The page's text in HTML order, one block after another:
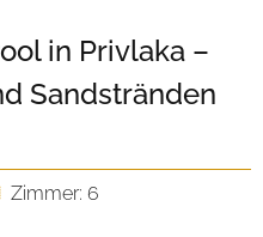
in Privlaka –
Sandstränden
Zimmer: 6